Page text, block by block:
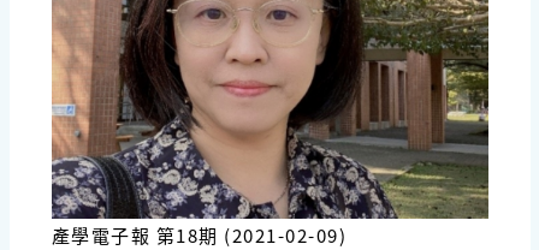
產學電子報 第18期 (2021-02-09)